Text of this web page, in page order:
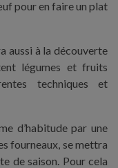
pour en faire un plat
aussi à la découverte
légumes et fruits
techniques et
d’habitude par une
fourneaux, se mettra
de saison. Pour cela